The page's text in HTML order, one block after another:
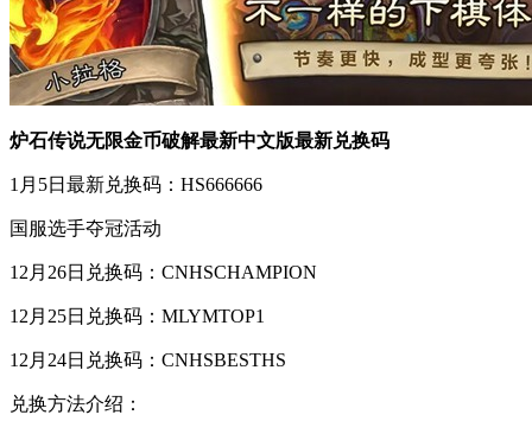
炉石传说无限金币破解最新中文版最新兑换码
1月5日最新兑换码：HS666666
国服选手夺冠活动
12月26日兑换码：CNHSCHAMPION
12月25日兑换码：MLYMTOP1
12月24日兑换码：CNHSBESTHS
兑换方法介绍：